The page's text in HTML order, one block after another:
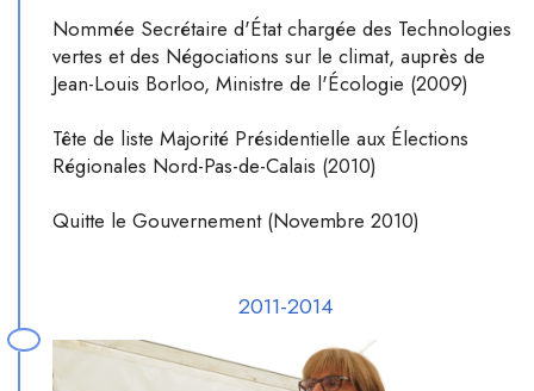
Nommée Secrétaire d'État chargée des Technologies
vertes et des Négociations sur le climat, auprès de
Jean-Louis Borloo, Ministre de l'Écologie (2009)
Tête de liste Majorité Présidentielle aux Élections
Régionales Nord-Pas-de-Calais (2010)
Quitte le Gouvernement (Novembre 2010)
2011-2014